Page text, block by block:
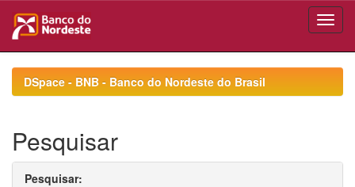
navigationDSpace - BNB - Banco do Nordeste do Brasil
Pesquisar
Pesquisar: